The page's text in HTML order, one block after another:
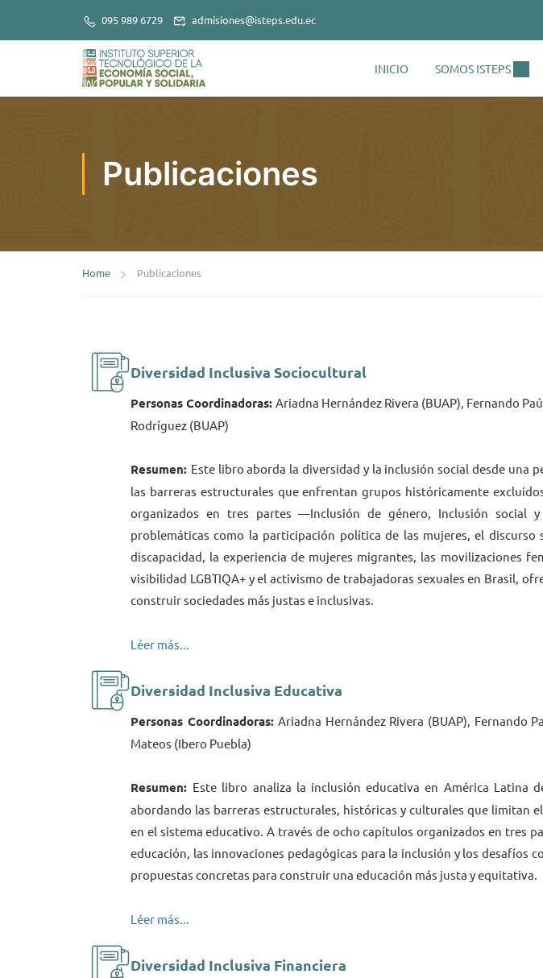
095 989 6729 admisiones@isteps.edu.ec
INICIO SOMOS ISTEPS
Publicaciones
Home Publicaciones
Diversidad Inclusiva Sociocultural
Personas Coordinadoras: Ariadna Hernández Rivera (BUAP), Fernando
Rodríguez (BUAP)
Resumen: Este libro aborda la diversidad y la inclusión social desde una
las barreras estructurales que enfrentan grupos históricamente
organizados en tres partes —Inclusión de género, Inclusión social
problemáticas como la participación política de las mujeres, el
discapacidad, la experiencia de mujeres migrantes, las movilizaciones
visibilidad LGBTIQA+ y el activismo de trabajadoras sexuales en Brasil,
construir sociedades más justas e inclusivas.
Léer más...
Diversidad Inclusiva Educativa
Personas Coordinadoras:Ariadna Hernández Rivera (BUAP), Fernando
Mateos (Ibero Puebla)
Resumen: Este libro analiza la inclusión educativa en América Latina
abordando las barreras estructurales, históricas y culturales que limitan
en el sistema educativo. A través de ocho capítulos organizados en tres
educación, las innovaciones pedagógicas para la inclusión y los desafíos
propuestas concretas para construir una educación más justa y equitativa.
Léer más...
Diversidad Inclusiva Financiera